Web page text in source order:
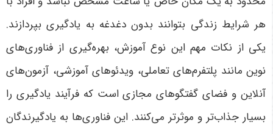
هر شرایط زندگی بتوانند بدون دغدغه به یادگیری بپردازند.
یکی از نکات مهم این نوع آموزش، بهره‌گیری از فناوری‌های
نوین مانند پلتفرم‌های تعاملی، ویدئوهای آموزشی، آزمون‌های
آنلاین و فضای گفتگوهای مجازی است که فرآیند یادگیری را
بسیار جذاب‌تر و موثرتر می‌کنند. این فناوری‌ها به یادگیرندگان